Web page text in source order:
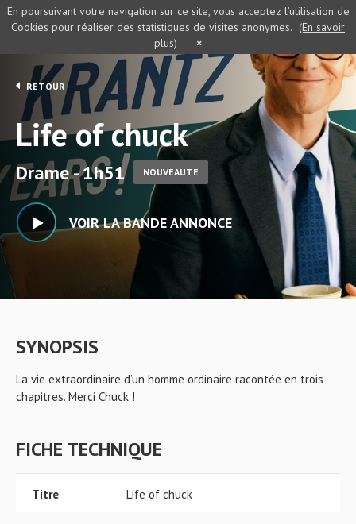
RETOUR
Life of chuck
Drame - 1h51 NOUVEAUTÉ
VOIR LA BANDE ANNONCE
SYNOPSIS
La vie extraordinaire d’un homme ordinaire racontée en trois
chapitres. Merci Chuck !
FICHE TECHNIQUE
Titre Life of chuck
En poursuivant votre navigation sur ce site, vous acceptez l’utilisation de
Cookies pour réaliser des statistiques de visites anonymes. (En savoir
plus)
×